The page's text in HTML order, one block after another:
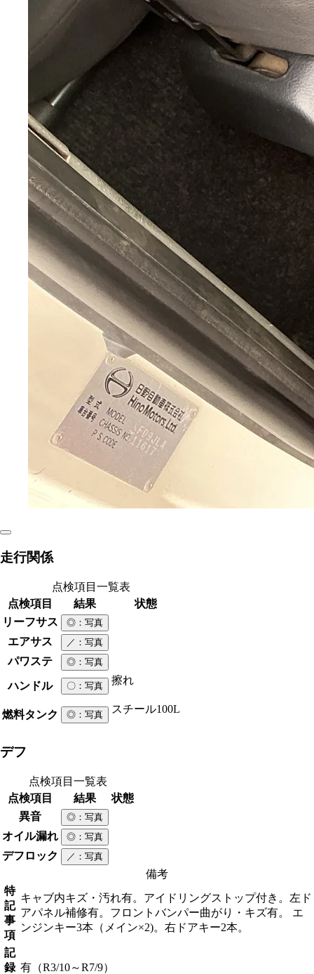
走行関係
点検項目一覧表
点検項目
結果
状態
リーフサス
◎ ：写真
エアサス ／ ：写真
パワステ ◎ ：写真
ハンドル 〇 ：写真 擦れ
燃料タンク ◎ ：写真 スチール100L
デフ
点検項目一覧表
点検項目
結果
状態
異音
◎ ：写真
オイル漏れ ◎ ：写真
デフロック ／ ：写真
備考
特
記
事
項
キャブ内キズ・汚れ有。アイドリングストップ付き。左ド
アパネル補修有。フロントバンパー曲がり・キズ有。 エ
ンジンキー3本（メイン×2)。右ドアキー2本。
記
録 有（R3/10～R7/9）